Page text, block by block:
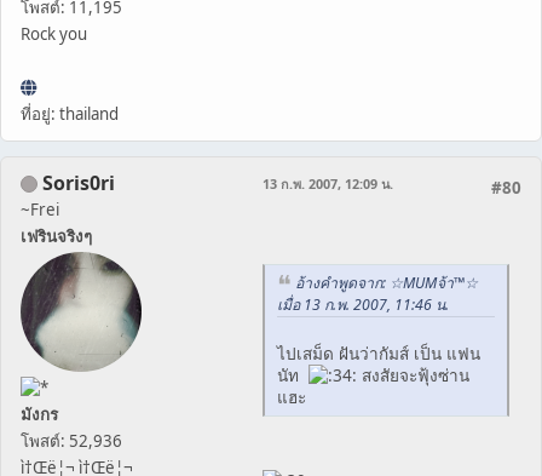
โพสต์: 11,195
Rock you
ที่อยู่: thailand
Soris0ri
~Frei
เฟรินจริงๆ
มังกร
โพสต์: 52,936
ì†Œë¦¬ ì†Œë¦¬
#80
13 ก.พ. 2007, 12:09 น.
อ้างคำพูดจาก: ☆MUMจ้า™☆
เมื่อ 13 ก.พ. 2007, 11:46 น.
ไปเสม็ด ฝันว่ากัมส์ เป็น แฟน
นัท
สงสัยจะฟุ้งซ่าน
แฮะ